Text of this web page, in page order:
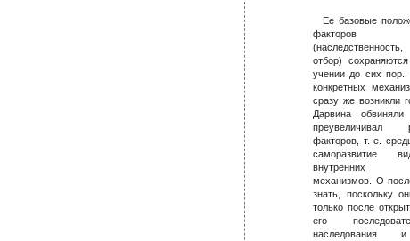
Ее базовые
факторов
отбор)
учении до сих
конкретных
сразу же возникли
Дарвина
факторов, т. е.
саморазвитие
внутренних
механизмов. О
знать, поскольку
только после
его
наследования